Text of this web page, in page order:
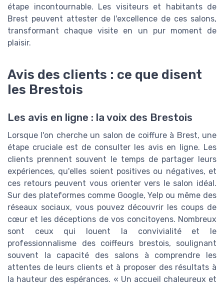
étape incontournable. Les visiteurs et habitants de
Brest peuvent attester de l'excellence de ces salons,
transformant chaque visite en un pur moment de
plaisir.
Avis des clients : ce que disent
les Brestois
Les avis en ligne : la voix des Brestois
Lorsque l'on cherche un salon de coiffure à Brest, une
étape cruciale est de consulter les avis en ligne. Les
clients prennent souvent le temps de partager leurs
expériences, qu'elles soient positives ou négatives, et
ces retours peuvent vous orienter vers le salon idéal.
Sur des plateformes comme Google, Yelp ou même des
réseaux sociaux, vous pouvez découvrir les coups de
cœur et les déceptions de vos concitoyens. Nombreux
sont ceux qui louent la convivialité et le
professionnalisme des coiffeurs brestois, soulignant
souvent la capacité des salons à comprendre les
attentes de leurs clients et à proposer des résultats à
la hauteur des espérances. « Un accueil chaleureux et